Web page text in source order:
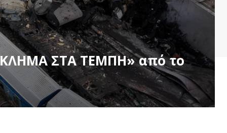
ΣΤΑ ΤΕΜΠΗ» από το